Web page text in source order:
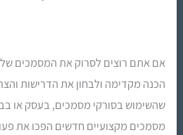
אם אתם רוצים לסרוק את המסמכים
הכנה מקדימה ולבחון את הדרישות
שהשימוש בסורקי מסמכים, בעסק או
מסמכים מקצועיים חדשים הפכו את